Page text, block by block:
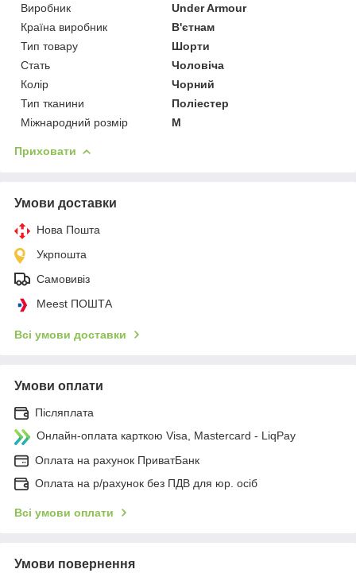
Виробник
Under Armour
Країна виробник
В'єтнам
Тип товару
Шорти
Стать
Чоловіча
Колір
Чорний
Тип тканини
Поліестер
Міжнародний розмір
M
Приховати
Умови доставки
Нова Пошта
Укрпошта
Самовивіз
Meest ПОШТА
Всі умови доставки
Умови оплати
Післяплата
Онлайн-оплата карткою Visa, Mastercard - LiqPay
Оплата на рахунок ПриватБанк
Оплата на р/рахунок без ПДВ для юр. осіб
Всі умови оплати
Умови повернення